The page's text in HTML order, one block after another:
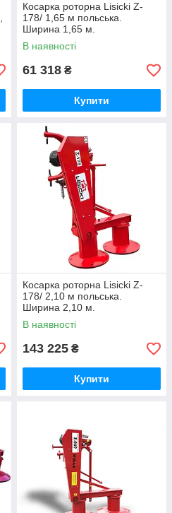
Косарка роторна Lisicki Z-
178/ 1,65 м польська.
Ширина 1,65 м.
В наявності
61 318 ₴
Купити
Косарка роторна Lisicki Z-
178/ 2,10 м польська.
Ширина 2,10 м.
В наявності
143 225 ₴
Купити